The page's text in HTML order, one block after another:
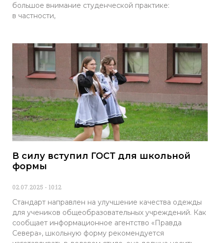
большое внимание студенческой практике:
в частности,
В силу вступил ГОСТ для школьной
формы
02.07.2025 10:12
Стандарт направлен на улучшение качества одежды
для учеников общеобразовательных учреждений. Как
сообщает информационное агентство «Правда
Севера», школьную форму рекомендуется